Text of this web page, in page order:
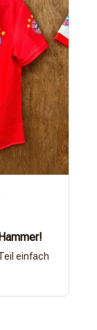
einfach